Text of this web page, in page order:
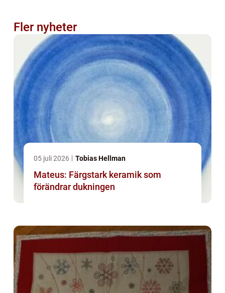
Fler nyheter
05 juli 2026 Tobias Hellman
Mateus: Färgstark keramik som
förändrar dukningen